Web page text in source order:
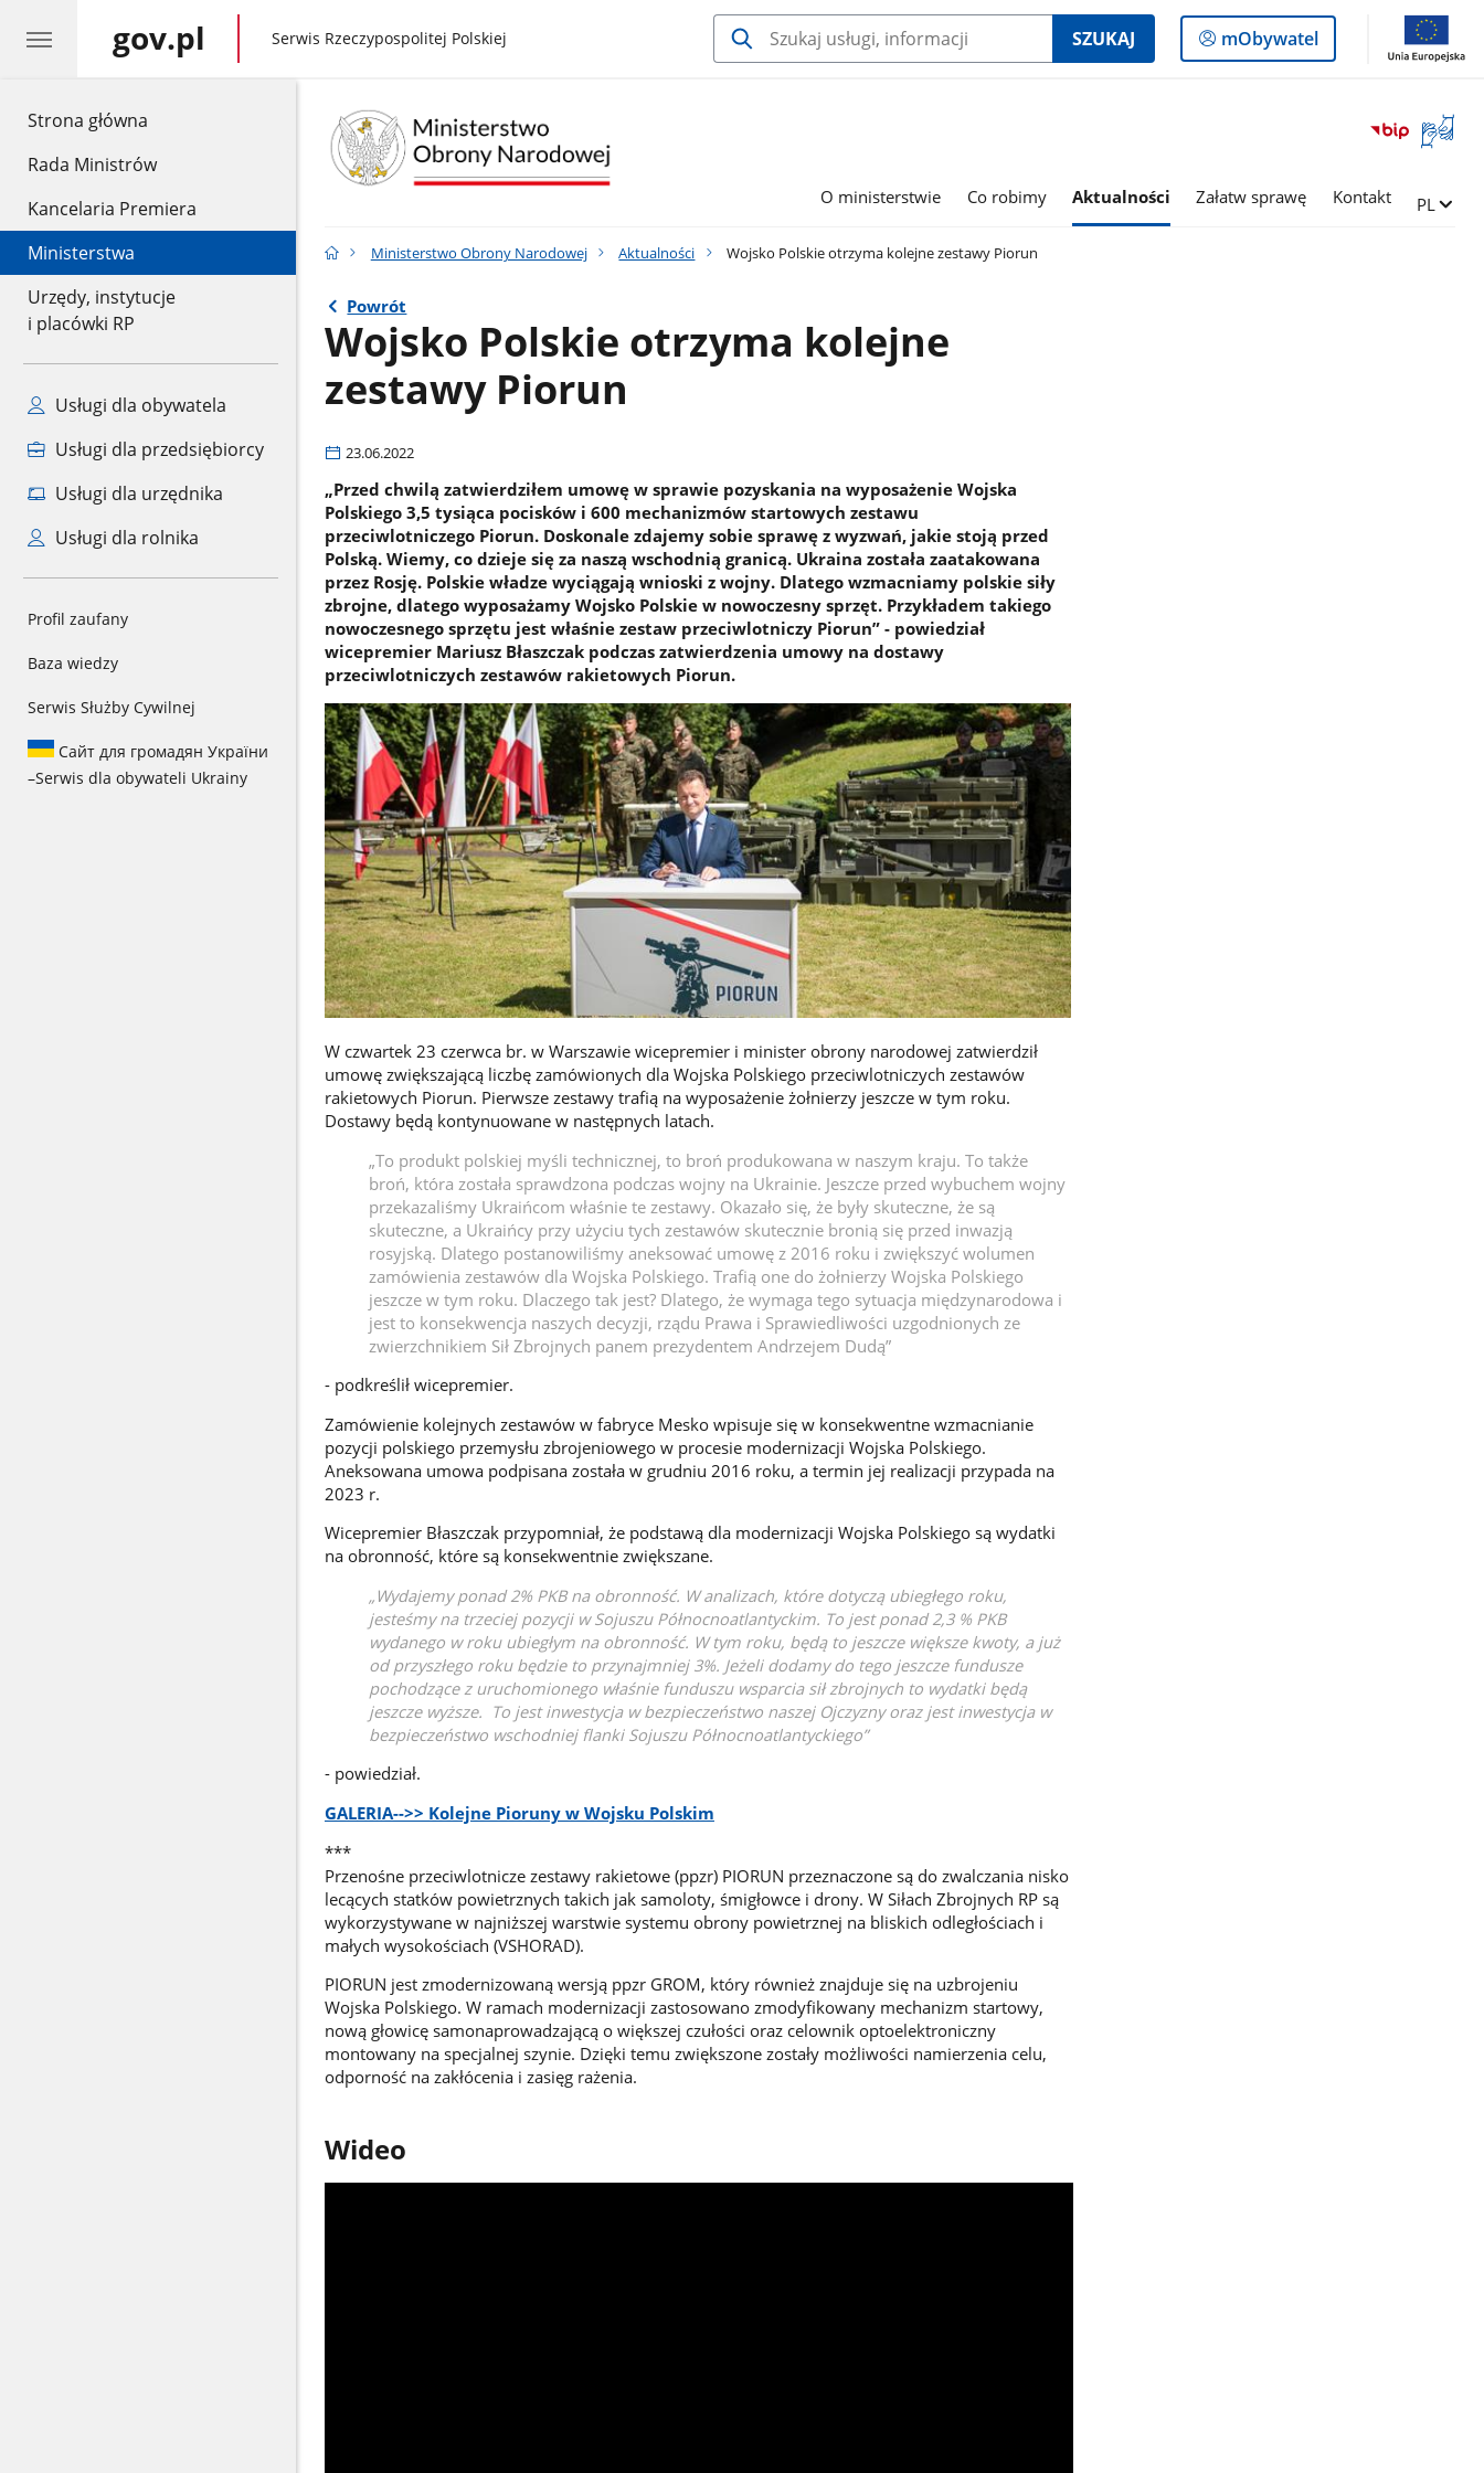
Strona główna
Rada Ministrów
Kancelaria Premiera
Ministerstwa
Urzędy, instytucje
i placówki RP
Usługi dla obywatela
Usługi dla przedsiębiorcy
Usługi dla urzędnika
Usługi dla rolnika
Profil zaufany
Baza wiedzy
Serwis Służby Cywilnej
Сайт для громадян України
–Serwis dla obywateli Ukrainy
gov.pl gov.pl
Serwis Rzeczypospolitej Polskiej SZUKAJ
Logowanie
do
mObywatel
Otwórz
okno
języka
O ministerstwie Co robimy Aktualności Załatw sprawę Kontakt Zmień
PL
Ministerstwo Obrony Narodowej Aktualności Wojsko Polskie otrzyma kolejne zestawy Piorun
Powrót
Wojsko Polskie otrzyma kolejne
zestawy Piorun
23.06.2022
„Przed chwilą zatwierdziłem umowę w sprawie pozyskania na wyposażenie Wojska
Polskiego 3,5 tysiąca pocisków i 600 mechanizmów startowych zestawu
przeciwlotniczego Piorun. Doskonale zdajemy sobie sprawę z wyzwań, jakie stoją przed
Polską. Wiemy, co dzieje się za naszą wschodnią granicą. Ukraina została zaatakowana
przez Rosję. Polskie władze wyciągają wnioski z wojny. Dlatego wzmacniamy polskie siły
zbrojne, dlatego wyposażamy Wojsko Polskie w nowoczesny sprzęt. Przykładem takiego
nowoczesnego sprzętu jest właśnie zestaw przeciwlotniczy Piorun” - powiedział
wicepremier Mariusz Błaszczak podczas zatwierdzenia umowy na dostawy
przeciwlotniczych zestawów rakietowych Piorun.
W czwartek 23 czerwca br. w Warszawie wicepremier i minister obrony narodowej zatwierdził
umowę zwiększającą liczbę zamówionych dla Wojska Polskiego przeciwlotniczych zestawów
rakietowych Piorun. Pierwsze zestawy trafią na wyposażenie żołnierzy jeszcze w tym roku.
Dostawy będą kontynuowane w następnych latach.
„To produkt polskiej myśli technicznej, to broń produkowana w naszym kraju. To także
broń, która została sprawdzona podczas wojny na Ukrainie. Jeszcze przed wybuchem wojny
przekazaliśmy Ukraińcom właśnie te zestawy. Okazało się, że były skuteczne, że są
skuteczne, a Ukraińcy przy użyciu tych zestawów skutecznie bronią się przed inwazją
rosyjską. Dlatego postanowiliśmy aneksować umowę z 2016 roku i zwiększyć wolumen
zamówienia zestawów dla Wojska Polskiego. Trafią one do żołnierzy Wojska Polskiego
jeszcze w tym roku. Dlaczego tak jest? Dlatego, że wymaga tego sytuacja międzynarodowa i
jest to konsekwencja naszych decyzji, rządu Prawa i Sprawiedliwości uzgodnionych ze
zwierzchnikiem Sił Zbrojnych panem prezydentem Andrzejem Dudą”
- podkreślił wicepremier.
Zamówienie kolejnych zestawów w fabryce Mesko wpisuje się w konsekwentne wzmacnianie
pozycji polskiego przemysłu zbrojeniowego w procesie modernizacji Wojska Polskiego.
Aneksowana umowa podpisana została w grudniu 2016 roku, a termin jej realizacji przypada na
2023 r.
Wicepremier Błaszczak przypomniał, że podstawą dla modernizacji Wojska Polskiego są wydatki
na obronność, które są konsekwentnie zwiększane.
„Wydajemy ponad 2% PKB na obronność. W analizach, które dotyczą ubiegłego roku,
jesteśmy na trzeciej pozycji w Sojuszu Północnoatlantyckim. To jest ponad 2,3 % PKB
wydanego w roku ubiegłym na obronność. W tym roku, będą to jeszcze większe kwoty, a już
od przyszłego roku będzie to przynajmniej 3%. Jeżeli dodamy do tego jeszcze fundusze
pochodzące z uruchomionego właśnie funduszu wsparcia sił zbrojnych to wydatki będą
jeszcze wyższe. To jest inwestycja w bezpieczeństwo naszej Ojczyzny oraz jest inwestycja w
bezpieczeństwo wschodniej flanki Sojuszu Północnoatlantyckiego”
- powiedział.
GALERIA-->> Kolejne Pioruny w Wojsku Polskim
***
Przenośne przeciwlotnicze zestawy rakietowe (ppzr) PIORUN przeznaczone są do zwalczania nisko
lecących statków powietrznych takich jak samoloty, śmigłowce i drony. W Siłach Zbrojnych RP są
wykorzystywane w najniższej warstwie systemu obrony powietrznej na bliskich odległościach i
małych wysokościach (VSHORAD).
PIORUN jest zmodernizowaną wersją ppzr GROM, który również znajduje się na uzbrojeniu
Wojska Polskiego. W ramach modernizacji zastosowano zmodyfikowany mechanizm startowy,
nową głowicę samonaprowadzającą o większej czułości oraz celownik optoelektroniczny
montowany na specjalnej szynie. Dzięki temu zwiększone zostały możliwości namierzenia celu,
odporność na zakłócenia i zasięg rażenia.
Wideo